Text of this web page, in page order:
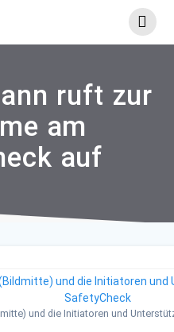
ruft zur
am
auf
und die Initiatoren und